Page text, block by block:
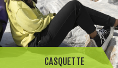
CASQUETTE